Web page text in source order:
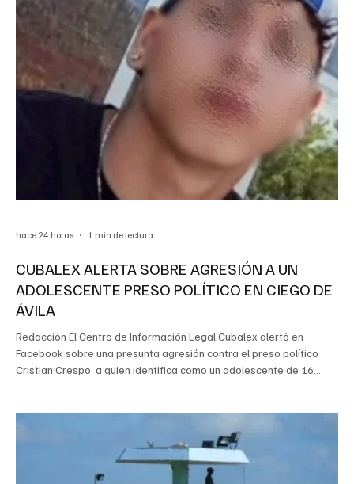
CUBALEX ALERTA SOBRE AGRESIÓN A UN
ADOLESCENTE PRESO POLÍTICO EN CIEGO DE
ÁVILA
Redacción El Centro de Información Legal Cubalex alertó en
Facebook sobre una presunta agresión contra el preso político
Cristian Crespo, a quien identifica como un adolescente de 16
organización, personal penitenciario golpeó al adolescente
cuando se negó a comer en protesta por la mala calidad de los
alimentos. Su familia desconoce su estado de salud y las
hace 24 horas 1 min de lectura